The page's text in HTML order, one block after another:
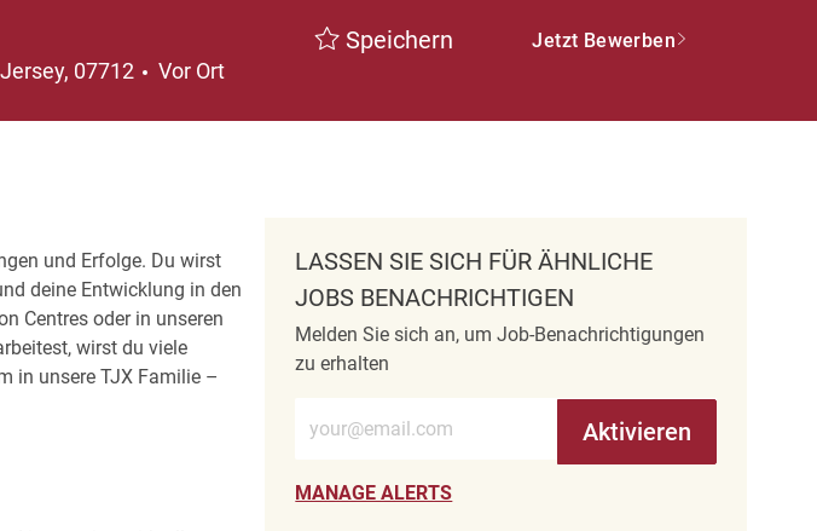
07712 Vor Ort
Speichern Jetzt Bewerben
und Erfolge. Du wirst
deine Entwicklung in den
Centres oder in unseren
wirst du viele
in unsere TJX Familie –
LASSEN SIE SICH FÜR ÄHNLICHE
JOBS BENACHRICHTIGEN
Melden Sie sich an, um Job-Benachrichtigungen
zu erhalten
E-Mail-Adresse eingeben (erforderlich)
Aktivieren
MANAGE ALERTS